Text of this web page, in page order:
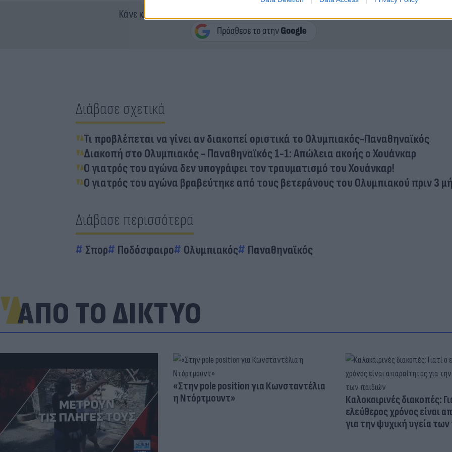
Κάνε κλικ και δες περισσότερο
Διάβασε σχετικά
Τι προβλέπεται να γίνει αν διακοπεί οριστικά το Ολυμπιακός-Παναθηναϊκός
Διακοπή στο Ολυμπιακός - Παναθηναϊκός 1-1: Απώλεια ακοής ο Χουάνκαρ
Ο γιατρός του αγώνα δεν υπογράφει τον τραυματισμό του Χουάνκαρ!
Ο γιατρός του αγώνα βραβεύτηκε από τους βετεράνους του Ολυμπιακού πριν 3
Διάβασε περισσότερα
Σπορ Ποδόσφαιρο Ολυμπιακός Παναθηναϊκός
ΑΠΟ ΤΟ ΔΙΚΤΥΟ
«Στην pole position για Κωνσταντέλια
η Ντόρτμουντ»
Καλοκαιρινές διακοπές:
ελεύθερος χρόνος είναι
για την ψυχική υγεία